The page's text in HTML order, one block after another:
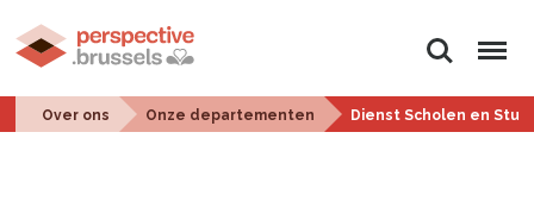
Zoeken Menu
Over ons Onze departementen Dienst Scholen en